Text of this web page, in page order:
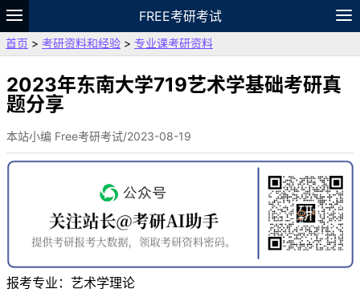
FREE考研考试
题库
故事 专题 APP
VIP
资料
首页 > 考研资料和经验 > 专业课考研资料
2023年东南大学719艺术学基础考研真
题分享
本站小编 Free考研考试/2023-08-19
报考专业：艺术学理论